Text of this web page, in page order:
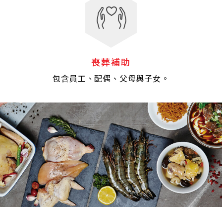
喪葬補助
包含員工、配偶、父母與子女。